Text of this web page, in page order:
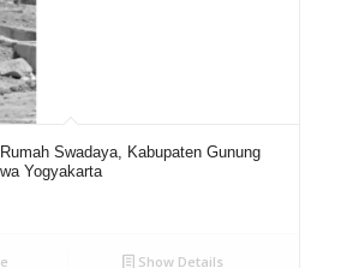
Swadaya, Kabupaten Gunung
Yogyakarta
Show Details